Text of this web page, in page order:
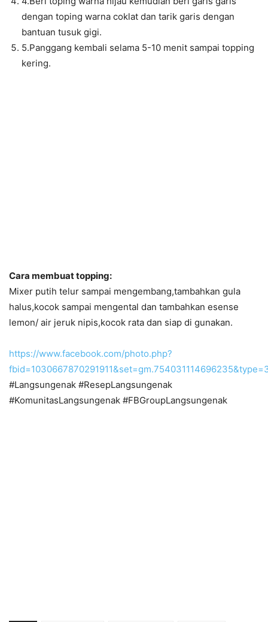
dengan toping warna coklat dan tarik garis dengan
bantuan tusuk gigi.
5.Panggang kembali selama 5-10 menit sampai topping
kering.
Cara membuat topping:
Mixer putih telur sampai mengembang,tambahkan gula
halus,kocok sampai mengental dan tambahkan esense
lemon/ air jeruk nipis,kocok rata dan siap di gunakan.
https://www.facebook.com/photo.php?
#Langsungenak #ResepLangsungenak
#KomunitasLangsungenak #FBGroupLangsungenak